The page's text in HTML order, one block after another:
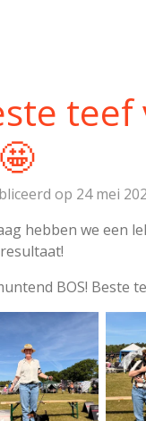
teef
op 24 mei
hebben we een
BOS! Beste